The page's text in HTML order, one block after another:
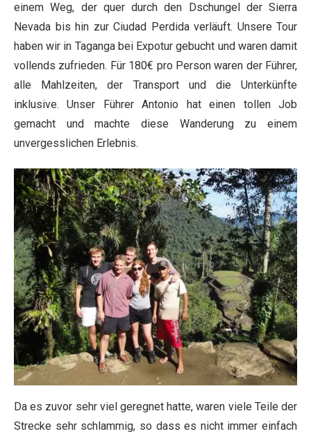
einem Weg, der quer durch den Dschungel der Sierra
Nevada bis hin zur Ciudad Perdida verläuft. Unsere Tour
haben wir in Taganga bei Expotur gebucht und waren damit
vollends zufrieden. Für 180€ pro Person waren der Führer,
alle Mahlzeiten, der Transport und die Unterkünfte
inklusive. Unser Führer Antonio hat einen tollen Job
gemacht und machte diese Wanderung zu einem
unvergesslichen Erlebnis.
Da es zuvor sehr viel geregnet hatte, waren viele Teile der
Strecke sehr schlammig, so dass es nicht immer einfach